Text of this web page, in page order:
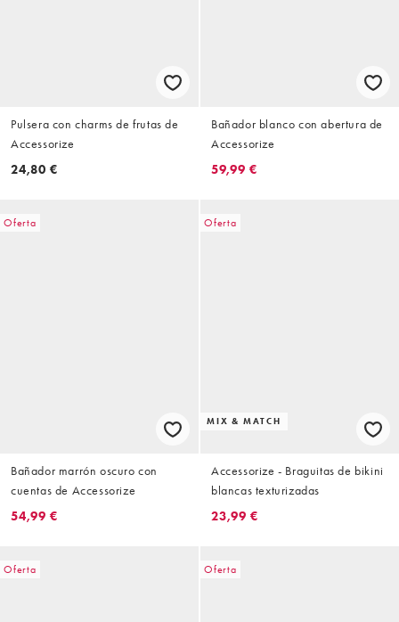
Pulsera con charms de frutas de
Accessorize
24,80 €
Bañador blanco con abertura de
Accessorize
59,99 €
Oferta
Bañador marrón oscuro con
cuentas de Accessorize
54,99 €
Oferta
MIX & MATCH
Accessorize - Braguitas de bikini
blancas texturizadas
23,99 €
Oferta Oferta